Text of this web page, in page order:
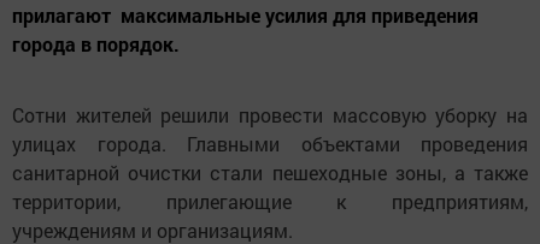
прилагают максимальные усилия для приведения
города в порядок.
Сотни жителей решили провести массовую уборку на
улицах города. Главными объектами проведения
санитарной очистки стали пешеходные зоны, а также
территории, прилегающие к предприятиям,
учреждениям и организациям.